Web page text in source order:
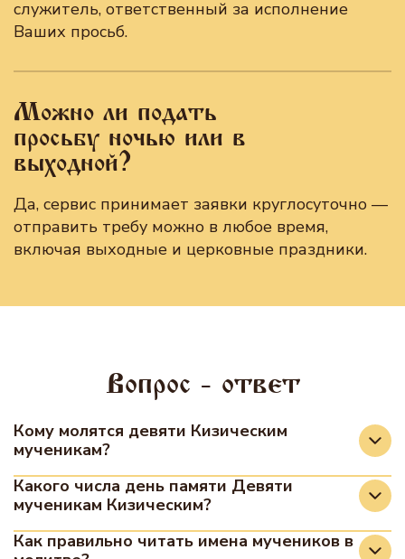
служитель, ответственный за исполнение
Ваших просьб.
Можно ли подать
просьбу ночью или в
выходной?
Да, сервис принимает заявки круглосуточно —
отправить требу можно в любое время,
включая выходные и церковные праздники.
Вопрос - ответ
Кому молятся девяти Кизическим
мученикам?
К девяти Кизическим мученикам обращаются с
просьбами об исцелении телесных недугов,
особенно лихорадок, а также просят помощи в
поиске работы, избавлении от жизненных
Какого числа день памяти Девяти
мученикам Кизическим?
Православная церковь чтит их память 12 мая
Как правильно читать имена мучеников в